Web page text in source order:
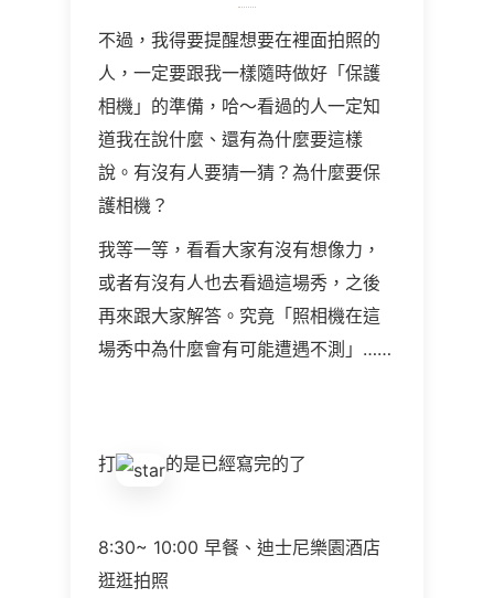
不過，我得要提醒想要在裡面拍照的
人，一定要跟我一樣隨時做好「保護
相機」的準備，哈～看過的人一定知
道我在說什麼、還有為什麼要這樣
說。有沒有人要猜一猜？為什麼要保
護相機？
我等一等，看看大家有沒有想像力，
或者有沒有人也去看過這場秀，之後
再來跟大家解答。究竟「照相機在這
場秀中為什麼會有可能遭遇不測」……
打 的是已經寫完的了
8:30~ 10:00 早餐、迪士尼樂園酒店
逛逛拍照